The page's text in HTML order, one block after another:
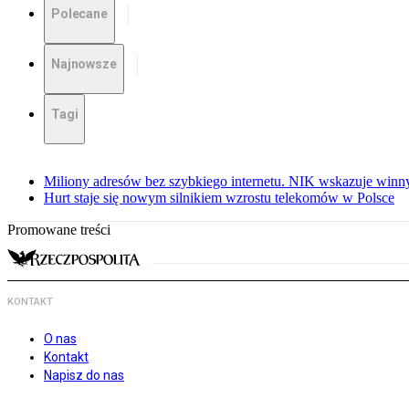
Polecane
Najnowsze
Tagi
Miliony adresów bez szybkiego internetu. NIK wskazuje
Hurt staje się nowym silnikiem wzrostu telekomów w Polsce
Promowane treści
KONTAKT
O nas
Kontakt
Napisz do nas